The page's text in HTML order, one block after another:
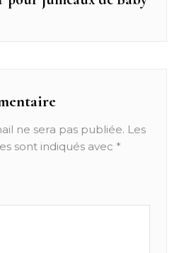
ne sera pas publiée. Les
sont indiqués avec *